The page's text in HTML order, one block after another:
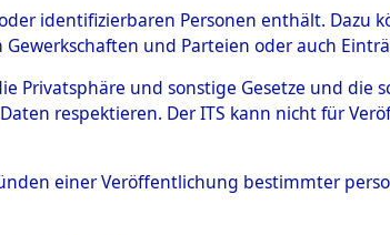
verstorbener
in das KZ
0003 (84625289)→
identifizierbaren Personen enthält. Dazu
und Parteien oder auch
Privatsphäre und sonstige Gesetze und die
respektieren. Der ITS kann nicht für
einer Veröffentlichung bestimmter